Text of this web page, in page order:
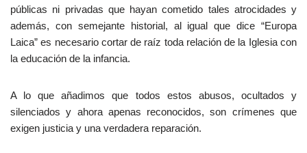
públicas ni privadas que hayan cometido tales atrocidades y
además, con semejante historial, al igual que dice “Europa
Laica” es necesario cortar de raíz toda relación de la Iglesia con
la educación de la infancia.
A lo que añadimos que todos estos abusos, ocultados y
silenciados y ahora apenas reconocidos, son crímenes que
exigen justicia y una verdadera reparación.